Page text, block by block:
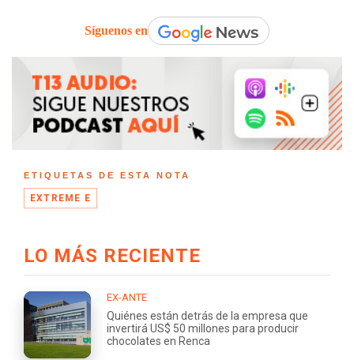
Síguenos en
ETIQUETAS DE ESTA NOTA
EXTREME E
LO MÁS RECIENTE
EX-ANTE
Quiénes están detrás de la empresa que
invertirá US$ 50 millones para producir
chocolates en Renca